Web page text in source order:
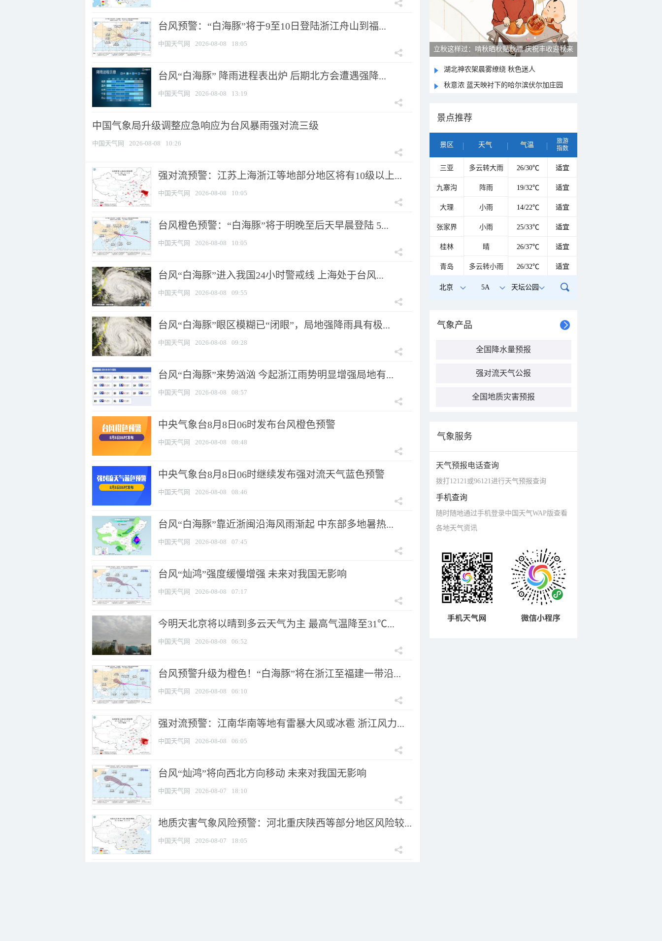
台风预警：“白海豚”将于9至10日登陆浙江舟山到福...
中国天气网 2026-08-08 18:05
台风“白海豚” 降雨进程表出炉 后期北方会遭遇强降...
中国天气网 2026-08-08 13:19
中国气象局升级调整应急响应为台风暴雨强对流三级
中国天气网 2026-08-08 10:26
强对流预警：江苏上海浙江等地部分地区将有10级以上...
中国天气网 2026-08-08 10:05
台风橙色预警：“白海豚”将于明晚至后天早晨登陆 5...
中国天气网 2026-08-08 10:05
台风“白海豚”进入我国24小时警戒线 上海处于台风...
中国天气网 2026-08-08 09:55
台风“白海豚”眼区模糊已“闭眼”，局地强降雨具有极...
中国天气网 2026-08-08 09:28
台风“白海豚”来势汹汹 今起浙江雨势明显增强局地有...
中国天气网 2026-08-08 08:57
中央气象台8月8日06时发布台风橙色预警
中国天气网 2026-08-08 08:48
中央气象台8月8日06时继续发布强对流天气蓝色预警
中国天气网 2026-08-08 08:46
台风“白海豚”靠近浙闽沿海风雨渐起 中东部多地暑热...
中国天气网 2026-08-08 07:45
台风“灿鸿”强度缓慢增强 未来对我国无影响
中国天气网 2026-08-08 07:17
今明天北京将以晴到多云天气为主 最高气温降至31℃...
中国天气网 2026-08-08 06:52
台风预警升级为橙色！“白海豚”将在浙江至福建一带沿...
中国天气网 2026-08-08 06:10
强对流预警：江南华南等地有雷暴大风或冰雹 浙江风力...
中国天气网 2026-08-08 06:05
台风“灿鸿”将向西北方向移动 未来对我国无影响
中国天气网 2026-08-07 18:10
地质灾害气象风险预警：河北重庆陕西等部分地区风险较...
中国天气网 2026-08-07 18:05
立秋这样过：啃秋晒秋贴秋膘 庆祝丰收迎秋来
湖北神农架晨雾缭绕 秋色迷人
秋意浓 蓝天映衬下的哈尔滨伏尔加庄园
景点推荐
景区 天气 气温
旅游
指数
三亚 多云转大雨 26/30℃ 适宜
九寨沟 阵雨 19/32℃ 适宜
大理 小雨 14/22℃ 适宜
张家界 小雨 25/33℃ 适宜
桂林 晴 26/37℃ 适宜
青岛 多云转小雨 26/32℃ 适宜
北京 5A 天坛公园
气象产品
全国降水量预报
强对流天气公报
全国地质灾害预报
气象服务
天气预报电话查询
拨打12121或96121进行天气预报查询
手机查询
随时随地通过手机登录中国天气WAP版查看
各地天气资讯